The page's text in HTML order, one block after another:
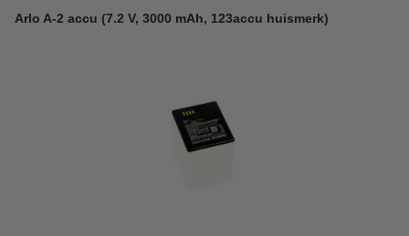
Arlo A-2 accu (7.2 V, 3000 mAh, 123accu huismerk)